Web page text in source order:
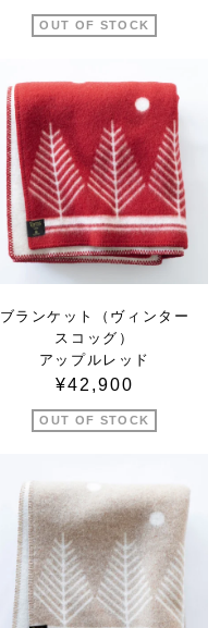
OUT OF STOCK
ブランケット（ヴィンター
スコッグ）
アップルレッド
¥42,900
OUT OF STOCK